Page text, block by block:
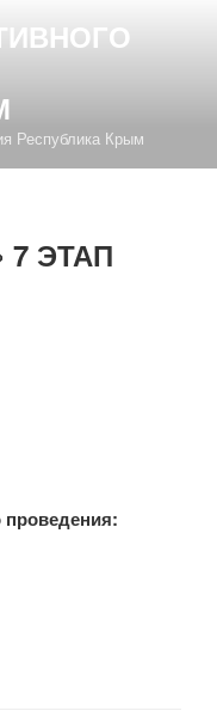
Республика Крым
7 ЭТАП
проведения: